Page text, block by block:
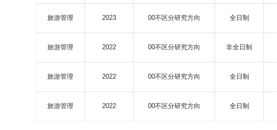
旅游管理 2023 00不区分研究方向 全日制
旅游管理 2022 00不区分研究方向 非全日制
旅游管理 2022 00不区分研究方向 全日制
旅游管理 2022 00不区分研究方向 全日制